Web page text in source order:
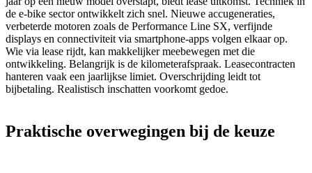
de e-bike sector ontwikkelt zich snel. Nieuwe accugeneraties,
verbeterde motoren zoals de Performance Line SX, verfijnde
displays en connectiviteit via smartphone-apps volgen elkaar op.
Wie via lease rijdt, kan makkelijker meebewegen met die
ontwikkeling. Belangrijk is de kilometerafspraak. Leasecontracten
hanteren vaak een jaarlijkse limiet. Overschrijding leidt tot
bijbetaling. Realistisch inschatten voorkomt gedoe.
Praktische overwegingen bij de keuze